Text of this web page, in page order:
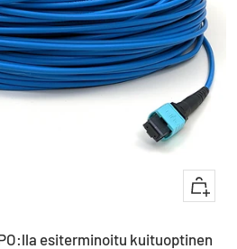
Nopea
esiterminoitu kuituoptinen